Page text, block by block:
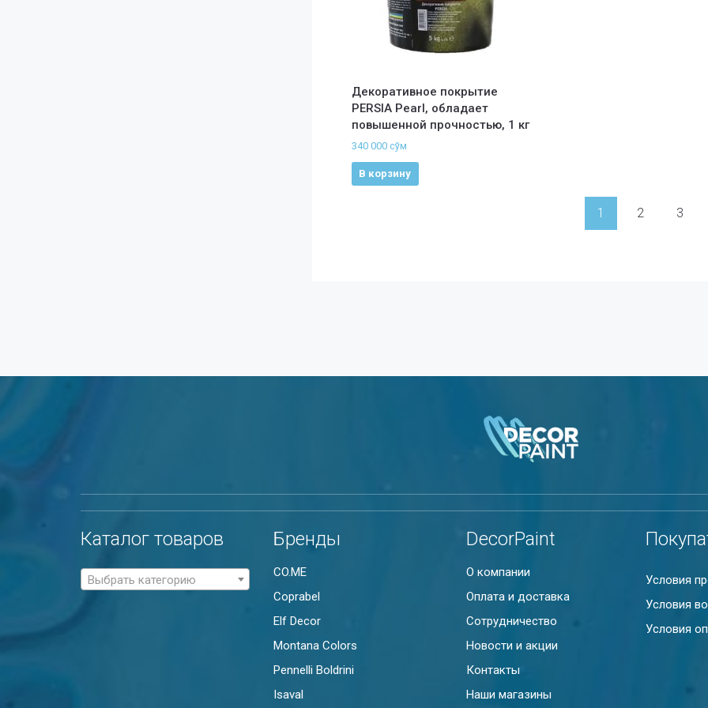
Декоративное покрытие
PERSIA Pearl, обладает
повышенной прочностью, 1 кг
340 000 сўм
В корзину
1 2 3
Каталог товаров
Выбрать категорию
Бренды
CO.ME
Coprabel
Elf Decor
Montana Colors
Pennelli Boldrini
Isaval
DecorPaint
О компании
Оплата и доставка
Сотрудничество
Новости и акции
Контакты
Наши магазины
Условия
Условия
Условия